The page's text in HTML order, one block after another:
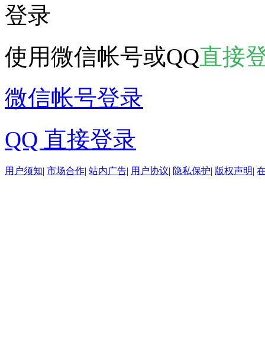
登录
使用微信帐号或QQ直接
微信帐号登录
QQ 直接登录
用户须知| 市场合作| 站内广告| 用户协议| 隐私保护| 版权声明|